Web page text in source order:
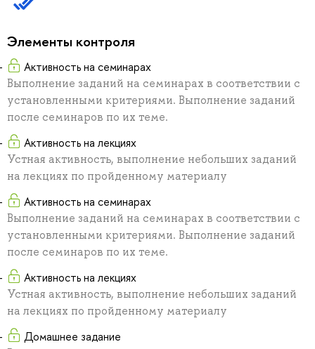
Элементы контроля
Активность на семинарах
Выполнение заданий на семинарах в соответствии с
установленными критериями. Выполнение заданий
после семинаров по их теме.
Активность на лекциях
Устная активность, выполнение небольших заданий
на лекциях по пройденному материалу
Активность на семинарах
Выполнение заданий на семинарах в соответствии с
установленными критериями. Выполнение заданий
после семинаров по их теме.
Активность на лекциях
Устная активность, выполнение небольших заданий
на лекциях по пройденному материалу
Домашнее задание